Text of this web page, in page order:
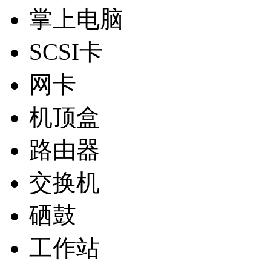
掌上电脑
SCSI卡
网卡
机顶盒
路由器
交换机
硒鼓
工作站